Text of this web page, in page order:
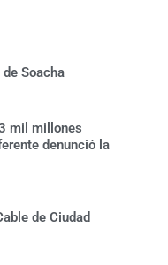
Soacha
mil millones
denunció la
de Ciudad